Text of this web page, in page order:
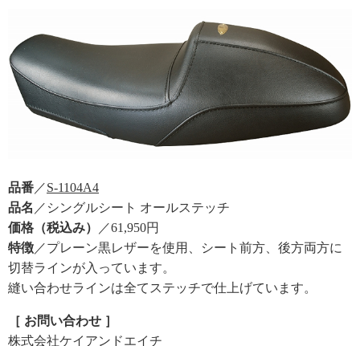
品番／S-1104A4
品名 ／シングルシート オールステッチ
価格（税込み）
／61,950円
特徴／プレーン黒レザーを使用、シート前方、後方両方に
切替ラインが入っています。
縫い合わせラインは全てステッチで仕上げています。
［ お問い合わせ ］
株式会社ケイアンドエイチ